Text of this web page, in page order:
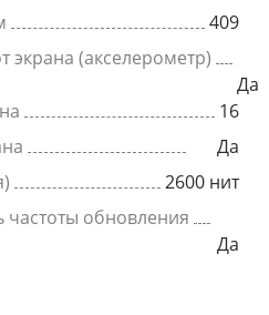
409
экрана (акселерометр)
Да
16
Да
2600 нит
обновления
Да